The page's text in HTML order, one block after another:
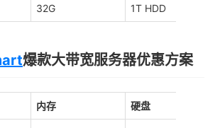
32G 1T HDD
爆款大带宽服务器优惠方案
内存 硬盘